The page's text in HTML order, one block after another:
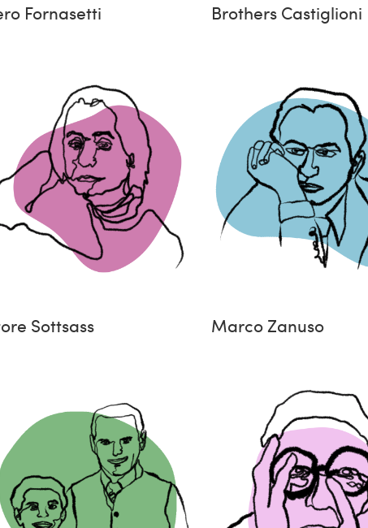
Fornasetti Brothers Castiglioni
Sottsass Marco Zanuso